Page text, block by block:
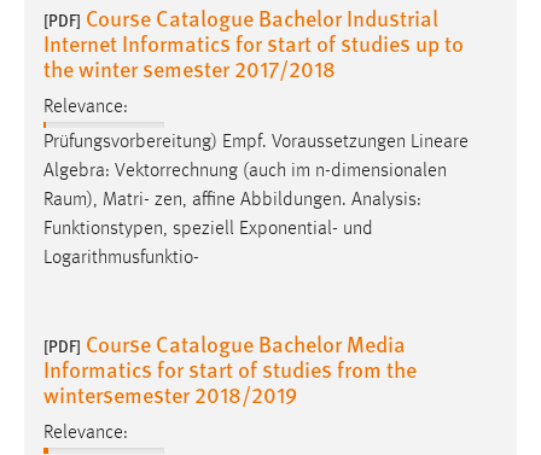
[PDF] Course Catalogue Bachelor Industrial
Internet Informatics for start of studies up to
the winter semester 2017/2018
Relevance:
Prüfungsvorbereitung) Empf. Voraussetzungen Lineare
Algebra: Vektorrechnung (auch im n-dimensionalen
Raum), Matri- zen, affine Abbildungen. Analysis:
Funktionstypen, speziell Exponential- und
Logarithmusfunktio-
[PDF] Course Catalogue Bachelor Media
Informatics for start of studies from the
wintersemester 2018/2019
Relevance: